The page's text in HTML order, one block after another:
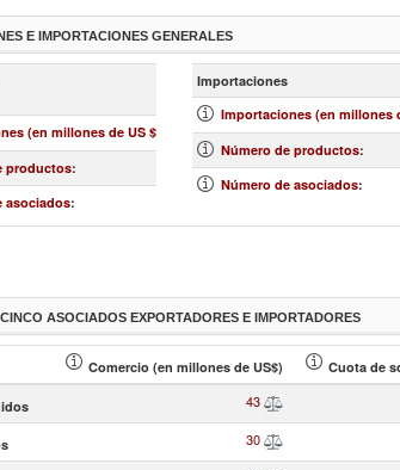
E IMPORTACIONES GENERALES
más
»
(en millones de US $) 129
productos: 1,014
asociados:
Importaciones
Importaciones (en millones
Número de productos:
Número de asociados:
ASOCIADOS EXPORTADORES E IMPORTADORES
Comercio (en millones de US$) Cuota de
43
30